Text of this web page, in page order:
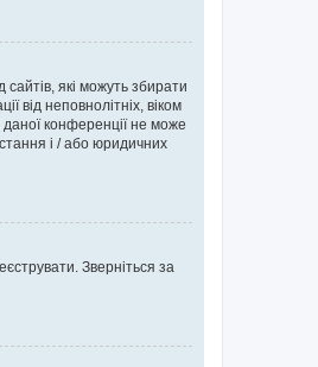
які можуть збирати
від неповнолітніх, віком
конференції не може
і / або юридичних
Зверніться за